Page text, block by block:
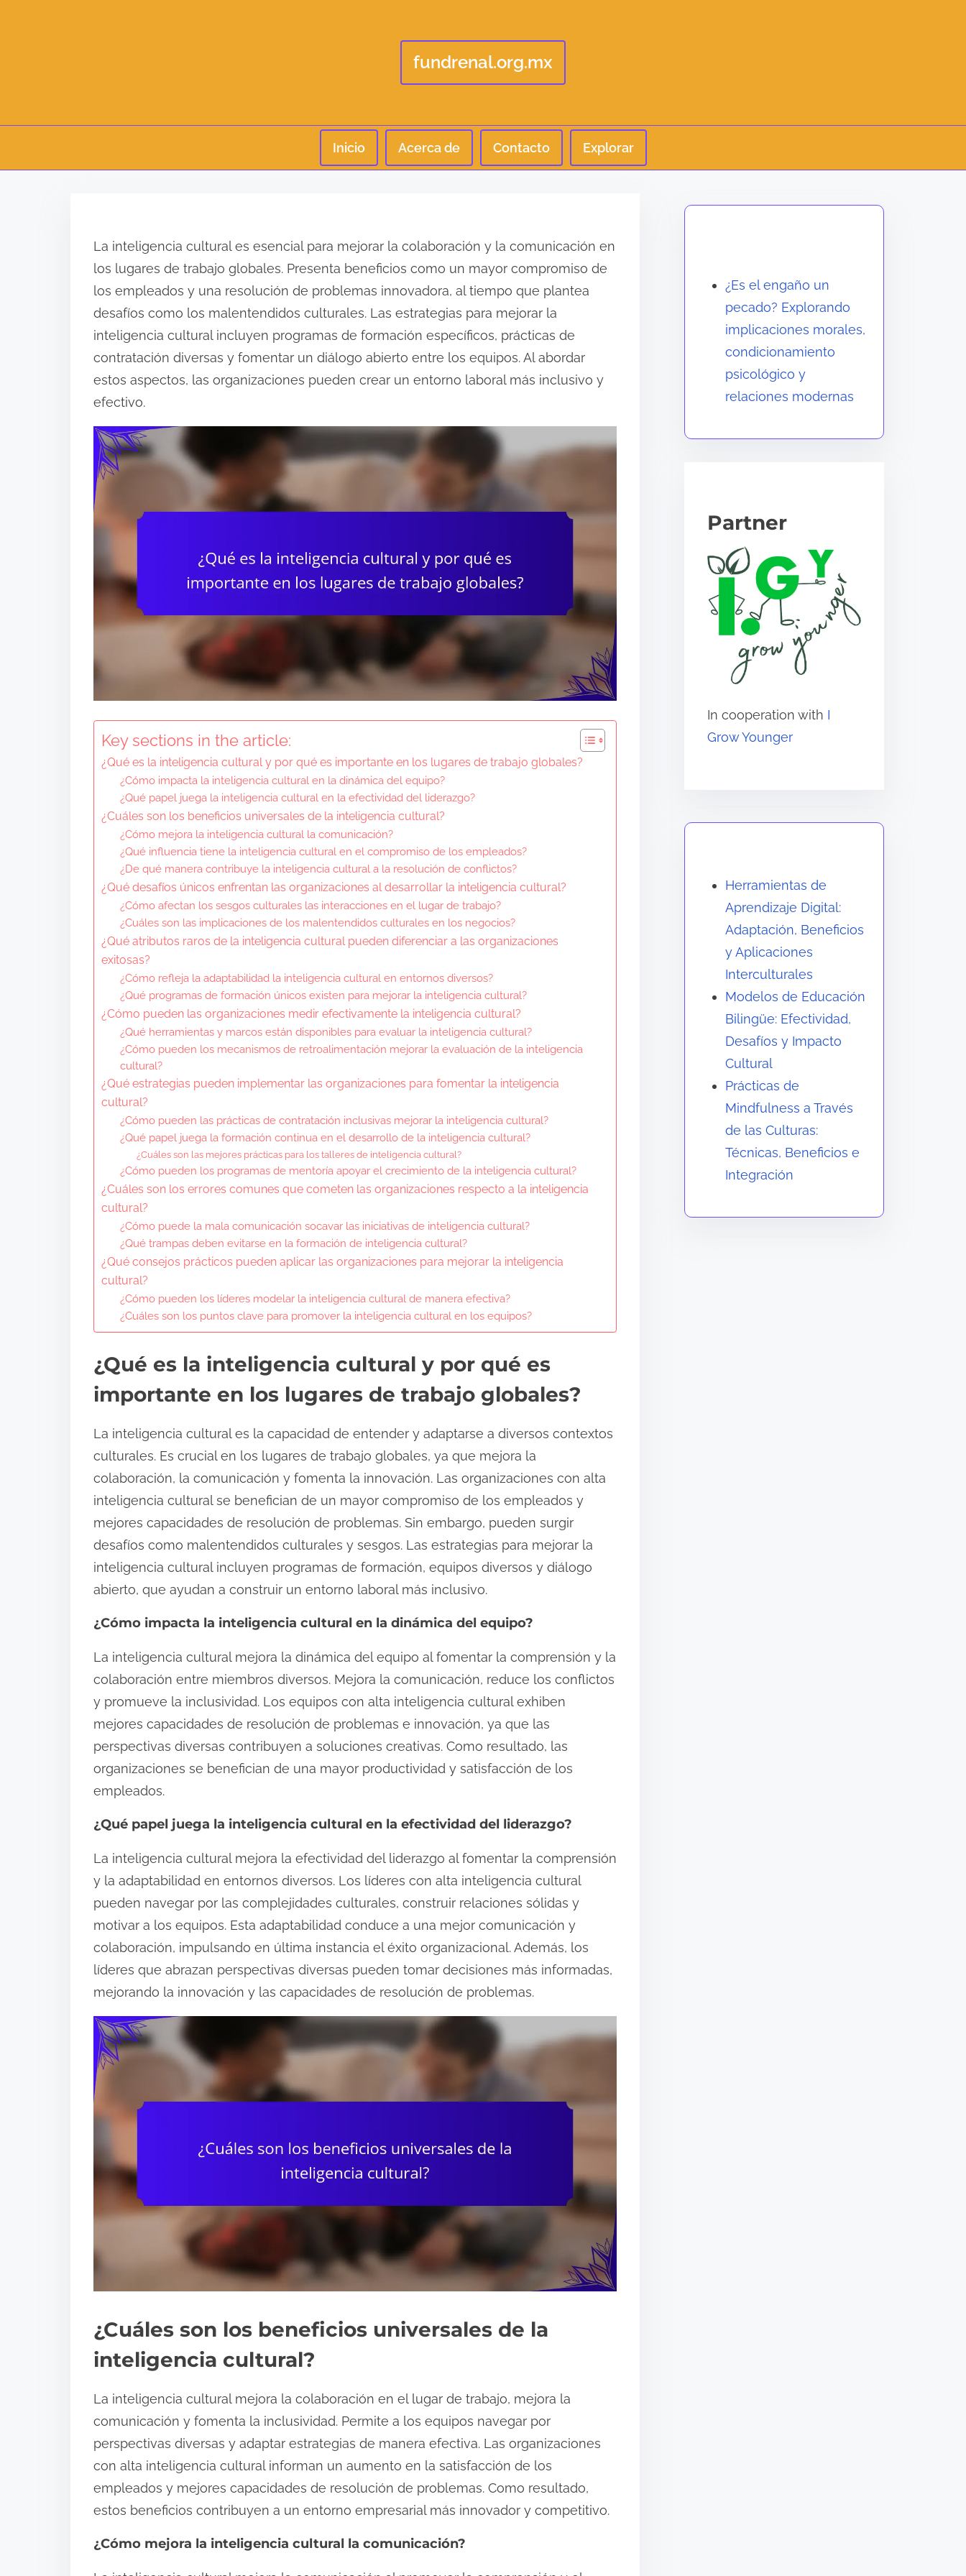
fundrenal.org.mx
Inicio Acerca de Contacto Explorar
La inteligencia cultural es esencial para mejorar la colaboración y la comunicación en
los lugares de trabajo globales. Presenta beneficios como un mayor compromiso de
los empleados y una resolución de problemas innovadora, al tiempo que plantea
desafíos como los malentendidos culturales. Las estrategias para mejorar la
inteligencia cultural incluyen programas de formación específicos, prácticas de
contratación diversas y fomentar un diálogo abierto entre los equipos. Al abordar
estos aspectos, las organizaciones pueden crear un entorno laboral más inclusivo y
efectivo.
Key sections in the article:
¿Qué es la inteligencia cultural y por qué es importante en los lugares de trabajo globales?
¿Cómo impacta la inteligencia cultural en la dinámica del equipo?
¿Qué papel juega la inteligencia cultural en la efectividad del liderazgo?
¿Cuáles son los beneficios universales de la inteligencia cultural?
¿Cómo mejora la inteligencia cultural la comunicación?
¿Qué influencia tiene la inteligencia cultural en el compromiso de los empleados?
¿De qué manera contribuye la inteligencia cultural a la resolución de conflictos?
¿Qué desafíos únicos enfrentan las organizaciones al desarrollar la inteligencia cultural?
¿Cómo afectan los sesgos culturales las interacciones en el lugar de trabajo?
¿Cuáles son las implicaciones de los malentendidos culturales en los negocios?
¿Qué atributos raros de la inteligencia cultural pueden diferenciar a las organizaciones
exitosas?
¿Cómo refleja la adaptabilidad la inteligencia cultural en entornos diversos?
¿Qué programas de formación únicos existen para mejorar la inteligencia cultural?
¿Cómo pueden las organizaciones medir efectivamente la inteligencia cultural?
¿Qué herramientas y marcos están disponibles para evaluar la inteligencia cultural?
¿Cómo pueden los mecanismos de retroalimentación mejorar la evaluación de la inteligencia
cultural?
¿Qué estrategias pueden implementar las organizaciones para fomentar la inteligencia
cultural?
¿Cómo pueden las prácticas de contratación inclusivas mejorar la inteligencia cultural?
¿Qué papel juega la formación continua en el desarrollo de la inteligencia cultural?
¿Cuáles son las mejores prácticas para los talleres de inteligencia cultural?
¿Cómo pueden los programas de mentoría apoyar el crecimiento de la inteligencia cultural?
¿Cuáles son los errores comunes que cometen las organizaciones respecto a la inteligencia
cultural?
¿Cómo puede la mala comunicación socavar las iniciativas de inteligencia cultural?
¿Qué trampas deben evitarse en la formación de inteligencia cultural?
¿Qué consejos prácticos pueden aplicar las organizaciones para mejorar la inteligencia
cultural?
¿Cómo pueden los líderes modelar la inteligencia cultural de manera efectiva?
¿Cuáles son los puntos clave para promover la inteligencia cultural en los equipos?
¿Qué es la inteligencia cultural y por qué es
importante en los lugares de trabajo globales?
La inteligencia cultural es la capacidad de entender y adaptarse a diversos contextos
culturales. Es crucial en los lugares de trabajo globales, ya que mejora la
colaboración, la comunicación y fomenta la innovación. Las organizaciones con alta
inteligencia cultural se benefician de un mayor compromiso de los empleados y
mejores capacidades de resolución de problemas. Sin embargo, pueden surgir
desafíos como malentendidos culturales y sesgos. Las estrategias para mejorar la
inteligencia cultural incluyen programas de formación, equipos diversos y diálogo
abierto, que ayudan a construir un entorno laboral más inclusivo.
¿Cómo impacta la inteligencia cultural en la dinámica del equipo?
La inteligencia cultural mejora la dinámica del equipo al fomentar la comprensión y la
colaboración entre miembros diversos. Mejora la comunicación, reduce los conflictos
y promueve la inclusividad. Los equipos con alta inteligencia cultural exhiben
mejores capacidades de resolución de problemas e innovación, ya que las
perspectivas diversas contribuyen a soluciones creativas. Como resultado, las
organizaciones se benefician de una mayor productividad y satisfacción de los
empleados.
¿Qué papel juega la inteligencia cultural en la efectividad del liderazgo?
La inteligencia cultural mejora la efectividad del liderazgo al fomentar la comprensión
y la adaptabilidad en entornos diversos. Los líderes con alta inteligencia cultural
pueden navegar por las complejidades culturales, construir relaciones sólidas y
motivar a los equipos. Esta adaptabilidad conduce a una mejor comunicación y
colaboración, impulsando en última instancia el éxito organizacional. Además, los
líderes que abrazan perspectivas diversas pueden tomar decisiones más informadas,
mejorando la innovación y las capacidades de resolución de problemas.
¿Cuáles son los beneficios universales de la
inteligencia cultural?
La inteligencia cultural mejora la colaboración en el lugar de trabajo, mejora la
comunicación y fomenta la inclusividad. Permite a los equipos navegar por
perspectivas diversas y adaptar estrategias de manera efectiva. Las organizaciones
con alta inteligencia cultural informan un aumento en la satisfacción de los
empleados y mejores capacidades de resolución de problemas. Como resultado,
estos beneficios contribuyen a un entorno empresarial más innovador y competitivo.
¿Cómo mejora la inteligencia cultural la comunicación?
¿Es el engaño un
pecado? Explorando
implicaciones morales,
condicionamiento
psicológico y
relaciones modernas
Partner
In cooperation with I
Grow Younger
Herramientas de
Aprendizaje Digital:
Adaptación, Beneficios
y Aplicaciones
Interculturales
Modelos de Educación
Bilingüe: Efectividad,
Desafíos y Impacto
Cultural
Prácticas de
Mindfulness a Través
de las Culturas:
Técnicas, Beneficios e
Integración